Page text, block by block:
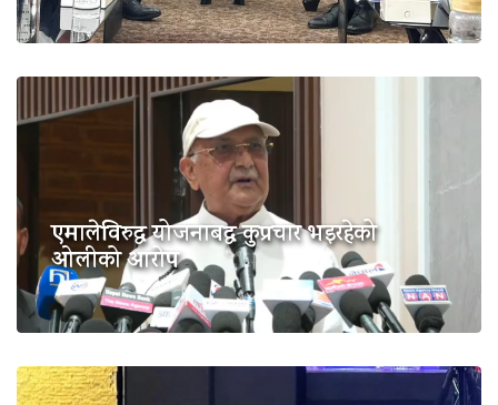
एमालेविरुद्ध योजनाबद्ध कुप्रचार भइरहेको
ओलीको आरोप